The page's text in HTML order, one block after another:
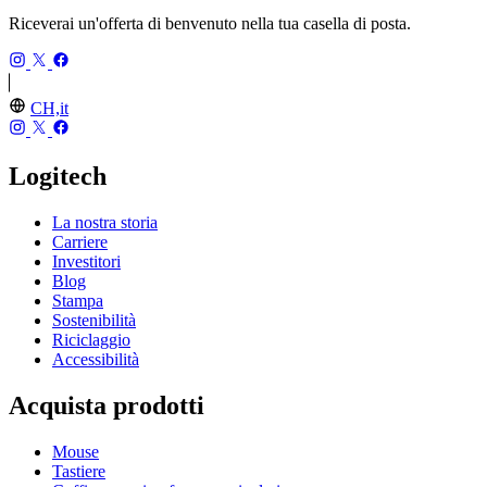
Riceverai un'offerta di benvenuto nella tua casella di posta.
CH,it
Logitech
La nostra storia
Carriere
Investitori
Blog
Stampa
Sostenibilità
Riciclaggio
Accessibilità
Acquista prodotti
Mouse
Tastiere